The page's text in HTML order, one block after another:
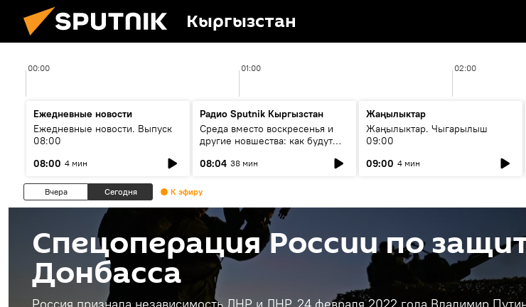
Кыргызстан
00:00 01:00 02:00
Ежедневные новости
Ежедневные новости. Выпуск
08:00
08:00 4 мин
Радио Sputnik Кыргызстан
Среда вместо воскресенья и
другие новшества: как будут
08:04 38 мин
Жаңылыктар
Жаңылыктар. Чыгарылыш
09:00
09:00 4 мин
Вчера Сегодня К эфиру
Спецоперация России по
Донбасса